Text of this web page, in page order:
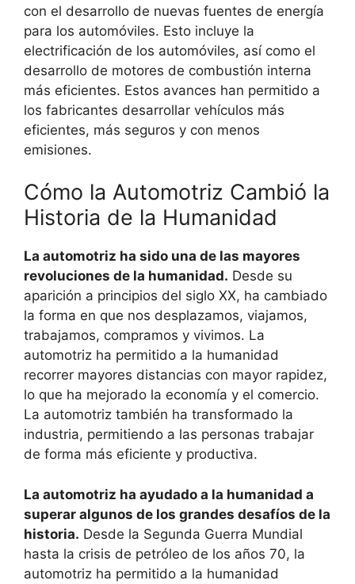
con el desarrollo de nuevas fuentes de energía
para los automóviles. Esto incluye la
electrificación de los automóviles, así como el
desarrollo de motores de combustión interna
más eficientes. Estos avances han permitido a
los fabricantes desarrollar vehículos más
eficientes, más seguros y con menos
emisiones.
Cómo la Automotriz Cambió la
Historia de la Humanidad
La automotriz ha sido una de las mayores
revoluciones de la humanidad. Desde su
aparición a principios del siglo XX, ha cambiado
la forma en que nos desplazamos, viajamos,
trabajamos, compramos y vivimos. La
automotriz ha permitido a la humanidad
recorrer mayores distancias con mayor rapidez,
lo que ha mejorado la economía y el comercio.
La automotriz también ha transformado la
industria, permitiendo a las personas trabajar
de forma más eficiente y productiva.
La automotriz ha ayudado a la humanidad a
superar algunos de los grandes desafíos de la
historia. Desde la Segunda Guerra Mundial
hasta la crisis de petróleo de los años 70, la
automotriz ha permitido a la humanidad